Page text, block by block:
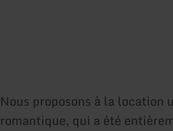
Nous proposons à la location
romantique, qui a été